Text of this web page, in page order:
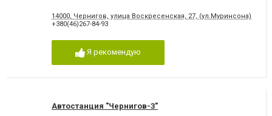
14000, Чернигов, улица Воскресенская, 27, (ул.Муринсона)
+380(46)267-84-93
Я рекомендую
Автостанция "Чернигов-3"